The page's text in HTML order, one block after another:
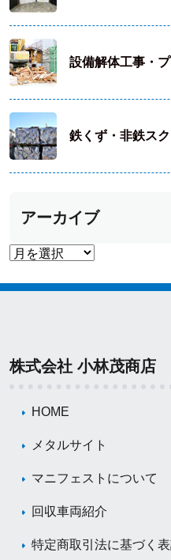
設備解体工事・
鉄くず・非鉄ス
アーカイブ
株式会社 小林茂商店
HOME
メタルサイト
マニフェストについて
回収車両紹介
特定商取引法に基づく